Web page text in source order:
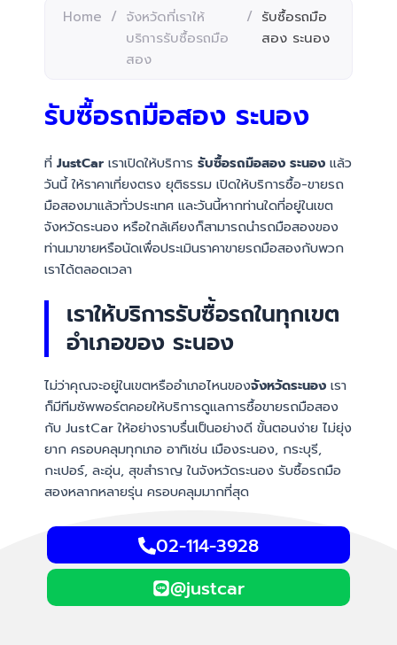
Home / จังหวัดที่เราให้
บริการรับซื้อรถมือ
สอง
/ รับซื้อรถมือ
สอง ระนอง
รับซื้อรถมือสอง ระนอง
ที่ JustCar เราเปิดให้บริการ รับซื้อรถมือสอง ระนอง แล้ว
วันนี้ ให้ราคาเที่ยงตรง ยุติธรรม เปิดให้บริการซื้อ-ขายรถ
มือสองมาแล้วทั่วประเทศ และวันนี้หากท่านใดที่อยู่ในเขต
จังหวัดระนอง หรือใกล้เคียงก็สามารถนำรถมือสองของ
ท่านมาขายหรือนัดเพื่อประเมินราคาขายรถมือสองกับพวก
เราได้ตลอดเวลา
เราให้บริการรับซื้อรถในทุกเขต
อำเภอของ ระนอง
ไม่ว่าคุณจะอยู่ในเขตหรืออำเภอไหนของจังหวัดระนอง เรา
ก็มีทีมซัพพอร์ตคอยให้บริการดูแลการซื้อขายรถมือสอง
กับ JustCar ให้อย่างราบรื่นเป็นอย่างดี ขั้นตอนง่าย ไม่ยุ่ง
ยาก ครอบคลุมทุกเภอ อาทิเช่น เมืองระนอง, กระบุรี,
กะเปอร์, ละอุ่น, สุขสำราญ ในจังหวัดระนอง รับซื้อรถมือ
สองหลากหลายรุ่น ครอบคลุมมากที่สุด
02-114-3928
@justcar